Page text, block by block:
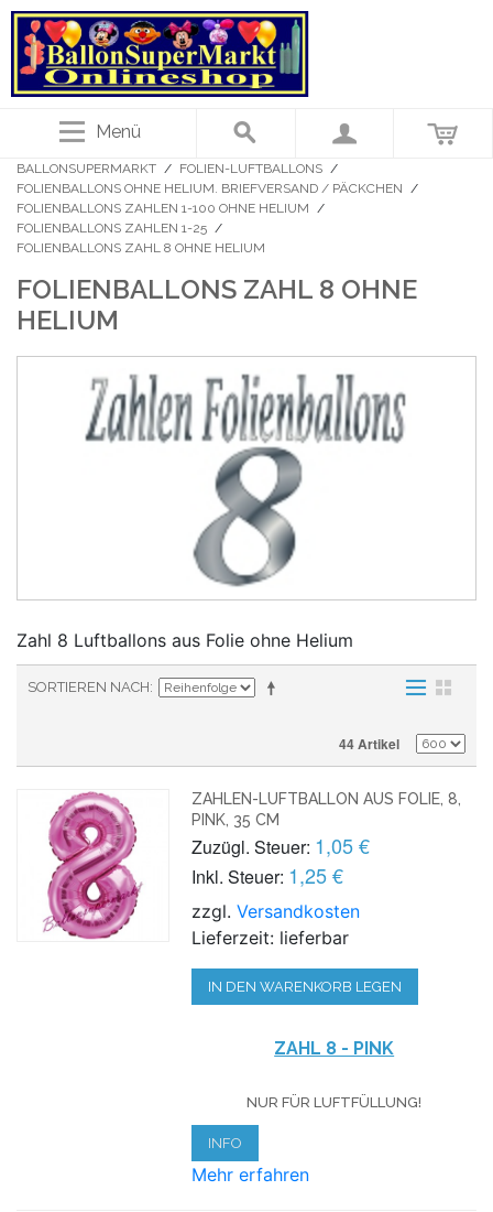
Menü
BALLONSUPERMARKT / FOLIEN-LUFTBALLONS /
FOLIENBALLONS OHNE HELIUM. BRIEFVERSAND / PÄCKCHEN /
FOLIENBALLONS ZAHLEN 1-100 OHNE HELIUM /
FOLIENBALLONS ZAHLEN 1-25 /
FOLIENBALLONS ZAHL 8 OHNE HELIUM
FOLIENBALLONS ZAHL 8 OHNE
HELIUM
Zahl 8 Luftballons aus Folie ohne Helium
SORTIEREN NACH
44 Artikel
ZAHLEN-LUFTBALLON AUS FOLIE, 8,
PINK, 35 CM
Zuzügl. Steuer: 1,05 €
Inkl. Steuer: 1,25 €
zzgl.Versandkosten
Lieferzeit: lieferbar
IN DEN WARENKORB LEGEN
ZAHL 8 - PINK
NUR FÜR LUFTFÜLLUNG!
INFO
Mehr erfahren